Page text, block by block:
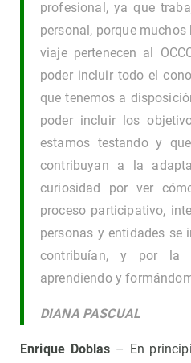
profesional, ya que
personal, porque
viaje pertenecen al
poder incluir todo el
que tenemos a
poder incluir los
estamos testando y
contribuyan a la
curiosidad por ver
proceso participativo,
personas y entidades se
contribuían, y por la
aprendiendo y
DIANA PASCUAL
Enrique Doblas – En